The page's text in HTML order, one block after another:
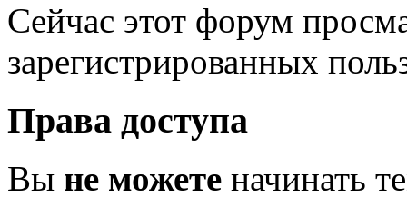
Сейчас этот форум
зарегистрированных
Права доступа
Вы не можете начинать